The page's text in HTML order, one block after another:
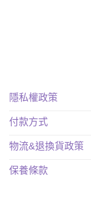
隱私權政策
付款方式
物流&退換貨政策
保養條款